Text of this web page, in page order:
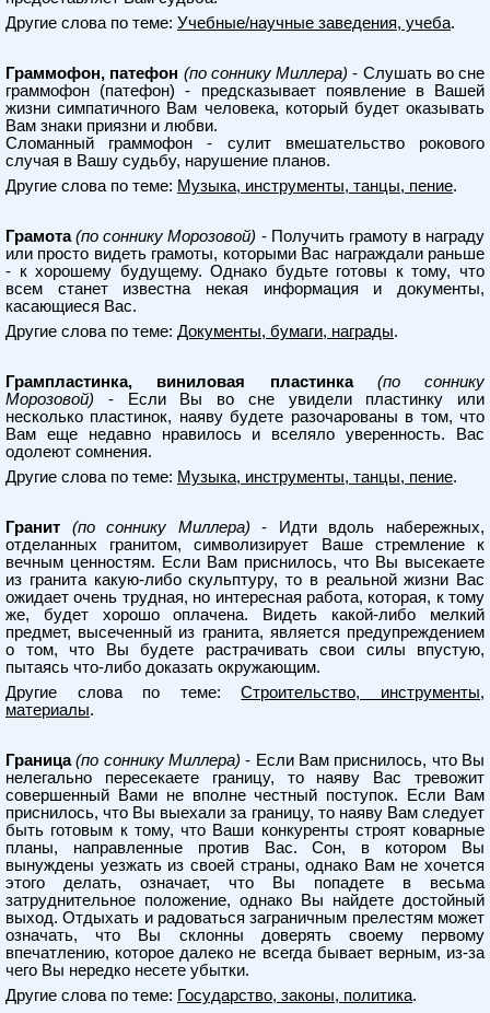
Другие слова по теме: Учебные/научные заведения, учеба.
Граммофон, патефон (по соннику Миллера) - Слушать во сне
граммофон (патефон) - предсказывает появление в Вашей
жизни симпатичного Вам человека, который будет оказывать
Вам знаки приязни и любви.
Сломанный граммофон - сулит вмешательство рокового
случая в Вашу судьбу, нарушение планов.
Другие слова по теме: Музыка, инструменты, танцы, пение.
Грамота (по соннику Морозовой) - Получить грамоту в награду
или просто видеть грамоты, которыми Вас награждали раньше
- к хорошему будущему. Однако будьте готовы к тому, что
всем станет известна некая информация и документы,
касающиеся Вас.
Другие слова по теме: Документы, бумаги, награды.
Грампластинка, виниловая пластинка
(по соннику
Морозовой) - Если Вы во сне увидели пластинку или
несколько пластинок, наяву будете разочарованы в том, что
Вам еще недавно нравилось и вселяло уверенность. Вас
одолеют сомнения.
Другие слова по теме: Музыка, инструменты, танцы, пение.
Гранит (по соннику Миллера) - Идти вдоль набережных,
отделанных гранитом, символизирует Ваше стремление к
вечным ценностям. Если Вам приснилось, что Вы высекаете
из гранита какую-либо скульптуру, то в реальной жизни Вас
ожидает очень трудная, но интересная работа, которая, к тому
же, будет хорошо оплачена. Видеть какой-либо мелкий
предмет, высеченный из гранита, является предупреждением
о том, что Вы будете растрачивать свои силы впустую,
пытаясь что-либо доказать окружающим.
Другие слова по теме:Строительство, инструменты,
материалы.
Граница (по соннику Миллера) - Если Вам приснилось, что Вы
нелегально пересекаете границу, то наяву Вас тревожит
совершенный Вами не вполне честный поступок. Если Вам
приснилось, что Вы выехали за границу, то наяву Вам следует
быть готовым к тому, что Ваши конкуренты строят коварные
планы, направленные против Вас. Сон, в котором Вы
вынуждены уезжать из своей страны, однако Вам не хочется
этого делать, означает, что Вы попадете в весьма
затруднительное положение, однако Вы найдете достойный
выход. Отдыхать и радоваться заграничным прелестям может
означать, что Вы склонны доверять своему первому
впечатлению, которое далеко не всегда бывает верным, из-за
чего Вы нередко несете убытки.
Другие слова по теме: Государство, законы, политика.